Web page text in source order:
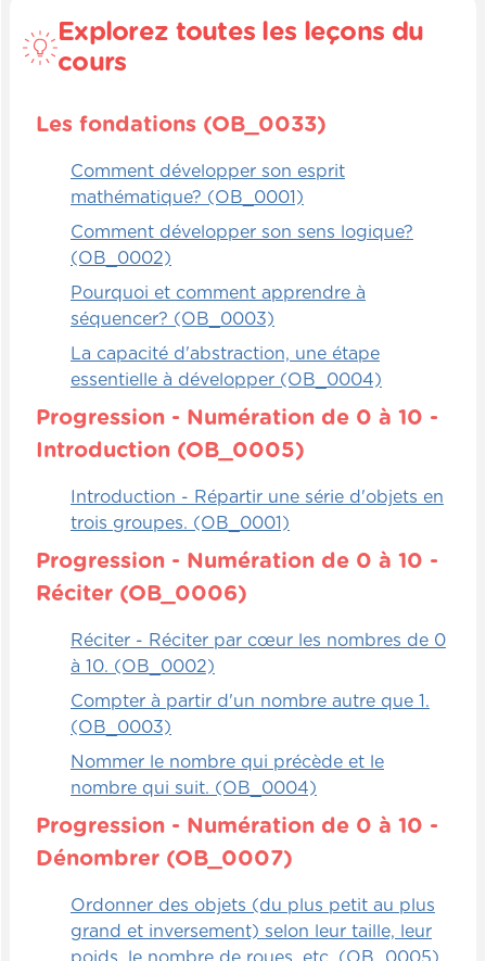
Dénombrer demande à la fois de
reconnaître les symboles, de comprendre le
différence entre chiffre plus petit, plus
quand on arrive avec des chiffres
beaucoup plus élevés dans les centaines,
dans les milliers, parce qu'il y a beaucoup
de chiffres et là on peut difficilement
Évidemment, on peut le faire avec des
bouliers, on peut le faire avec des réglettes,
on peut le faire par écrit. Il y a plusieurs
stratégies de mémorisation. Cela dit, une
fois qu'ils ont compris l'ordre croissant,
décroissant et la régularité des nombres,
Mais encore plus facile, c'est de pouvoir
décomposer les nombres et de connaître la
valeur des positions de ces nombres-là,
À partir de ce moment-là, c'est beaucoup
plus facile pour lui de pouvoir comprendre
le lien entre ces nombres-là et d'identifier
bien sûr les symboles tels que plus petit
Explorez toutes les leçons du
cours
Les fondations (OB_0033)
Comment développer son esprit
mathématique? (OB_0001)
Comment développer son sens logique?
(OB_0002)
Pourquoi et comment apprendre à
séquencer? (OB_0003)
La capacité d'abstraction, une étape
essentielle à développer (OB_0004)
Progression - Numération de 0 à 10 -
Introduction (OB_0005)
Introduction - Répartir une série d'objets en
trois groupes. (OB_0001)
Progression - Numération de 0 à 10 -
Réciter (OB_0006)
Réciter - Réciter par cœur les nombres de 0
à 10. (OB_0002)
Compter à partir d'un nombre autre que 1.
(OB_0003)
Nommer le nombre qui précède et le
nombre qui suit. (OB_0004)
Progression - Numération de 0 à 10 -
Dénombrer (OB_0007)
Ordonner des objets (du plus petit au plus
grand et inversement) selon leur taille, leur
poids, le nombre de roues, etc. (OB_0005)